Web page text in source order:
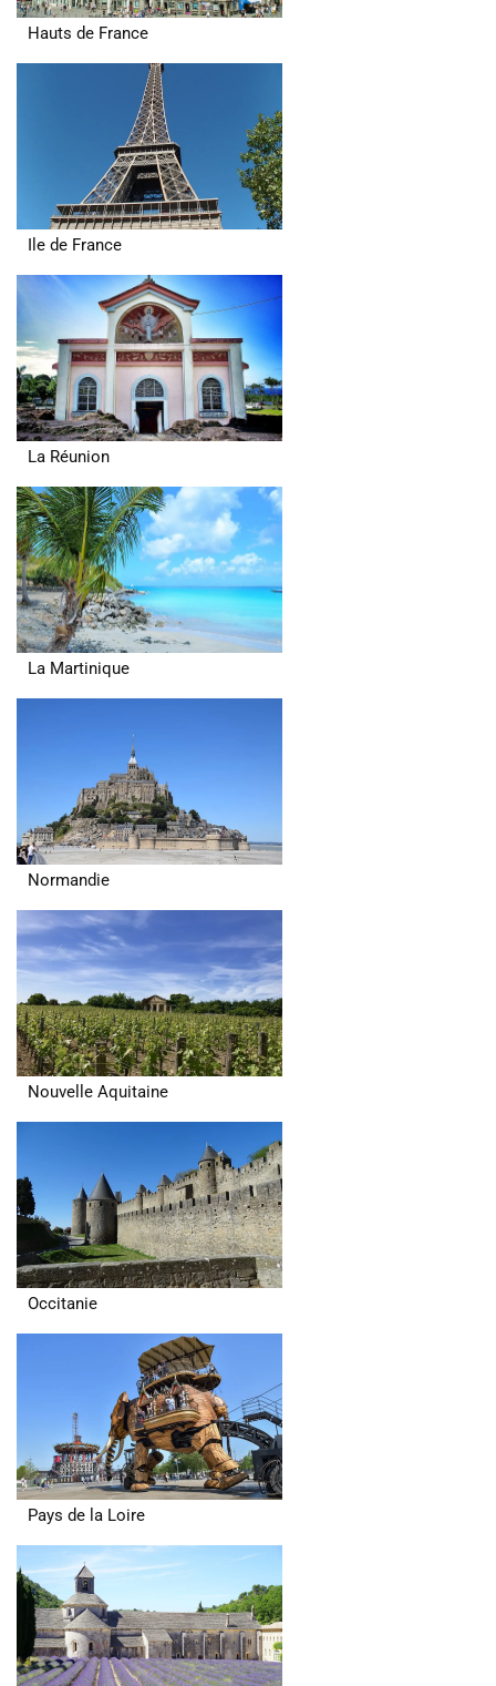
Hauts de France
Ile de France
La Réunion
La Martinique
Normandie
Nouvelle Aquitaine
Occitanie
Pays de la Loire